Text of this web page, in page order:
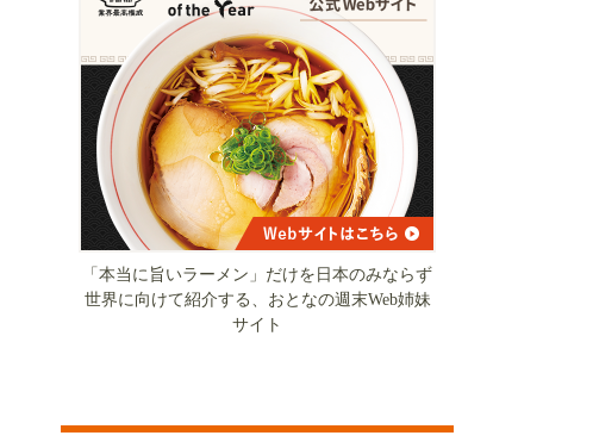
「本当に旨いラーメン」だけを日本のみならず
世界に向けて紹介する、おとなの週末Web姉妹
サイト